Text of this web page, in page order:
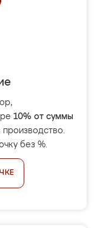
10% от суммы
производство.
без %.